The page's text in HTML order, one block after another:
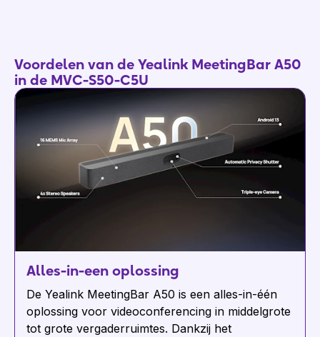
Voordelen van de Yealink MeetingBar A50
in de MVC-S50-C5U
Alles-in-een oplossing
De Yealink MeetingBar A50 is een alles-in-één
oplossing voor videoconferencing in middelgrote
tot grote vergaderruimtes. Dankzij het